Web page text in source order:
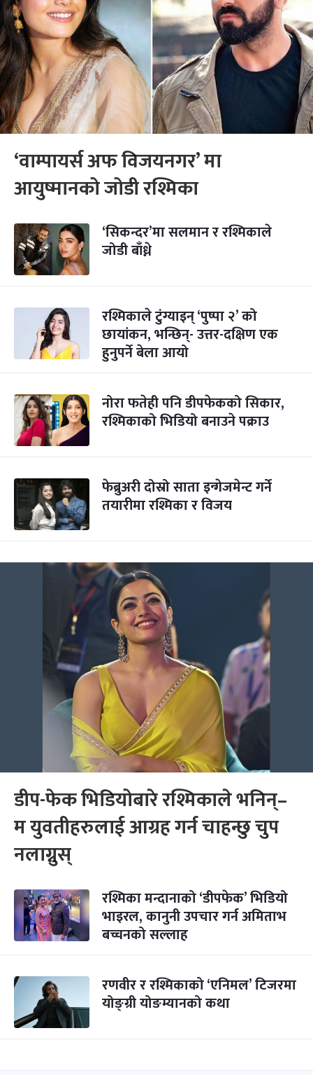
‘वाम्पायर्स अफ विजयनगर’ मा
आयुष्मानको जोडी रश्मिका
‘सिकन्दर’मा सलमान र रश्मिकाले
जोडी बाँध्ने
रश्मिकाले टुंग्याइन् ‘पुष्पा २’ को
छायांकन, भन्छिन्- उत्तर-दक्षिण एक
हुनुपर्ने बेला आयो
नोरा फतेही पनि डीपफेकको सिकार,
रश्मिकाको भिडियो बनाउने पक्राउ
फेब्रुअरी दोस्रो साता इन्गेजमेन्ट गर्ने
तयारीमा रश्मिका र विजय
डीप-फेक भिडियोबारे रश्मिकाले भनिन्–
म युवतीहरुलाई आग्रह गर्न चाहन्छु चुप
नलाग्नुस्
रश्मिका मन्दानाको ‘डीपफेक’ भिडियो
भाइरल, कानुनी उपचार गर्न अमिताभ
बच्चनको सल्लाह
रणवीर र रश्मिकाको ‘एनिमल’ टिजरमा
योङ्ग्री योङम्यानको कथा